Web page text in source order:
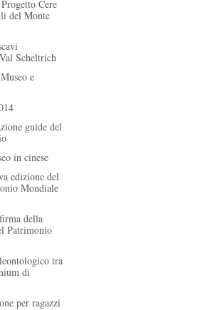
Cere
del Monte
Scheltrich
e
guide del
in cinese
edizione del
Mondiale
della
Patrimonio
tra
di
per ragazzi